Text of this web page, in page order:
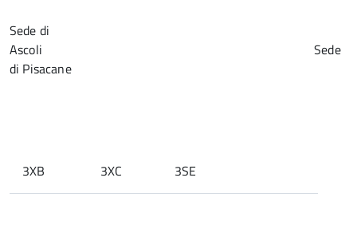
Sede di
Ascoli Sede
di Pisacane
3XB 3XC 3SE